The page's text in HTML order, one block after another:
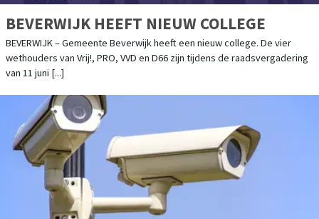
BEVERWIJK HEEFT NIEUW COLLEGE
BEVERWIJK – Gemeente Beverwijk heeft een nieuw college. De vier
wethouders van Vrij!, PRO, VVD en D66 zijn tijdens de raadsvergadering
van 11 juni [...]